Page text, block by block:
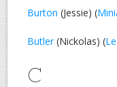
Burton (Jessie) (
Butler(Nickolas) (
C